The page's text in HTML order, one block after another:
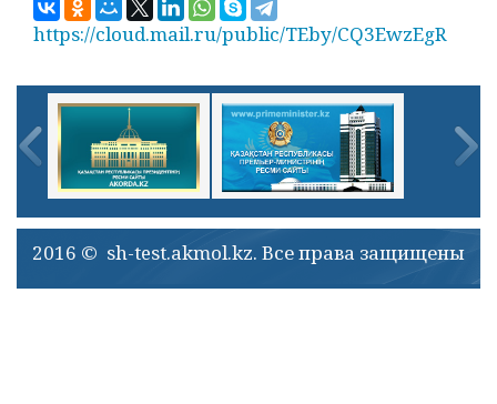
https://cloud.mail.ru/public/TEby/CQ3EwzEgR
2016 © sh-test.akmol.kz. Все права защищены